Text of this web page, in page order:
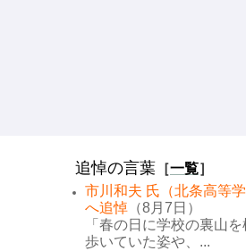
追悼の言葉 ［一覧］
市川和夫 氏（北条高等学
へ追悼 （8月7日）
「春の日に学校の裏山
歩いていた姿や、...